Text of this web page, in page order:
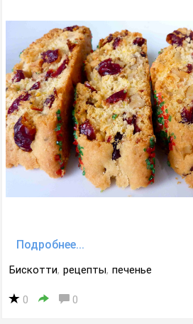
Подробнее...
Бискотти, рецепты, печенье
0 0